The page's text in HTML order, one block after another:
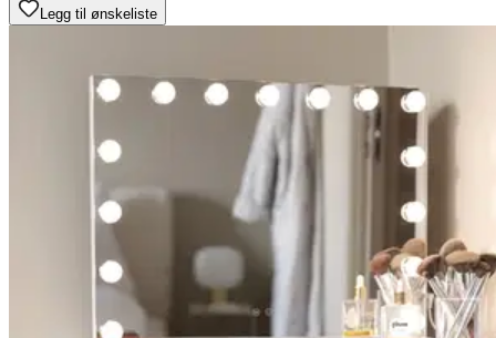
Legg til ønskeliste